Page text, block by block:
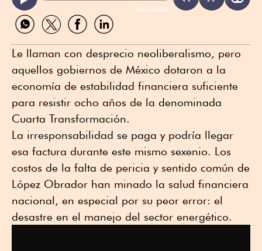
ReadSpeaker
Compartir
por
Compartir
por
Compartir
por
Compartir
por
Le llaman con desprecio neoliberalismo, pero
aquellos gobiernos de México dotaron a la
economía de estabilidad financiera suficiente
para resistir ocho años de la denominada
Cuarta Transformación.
La irresponsabilidad se paga y podría llegar
esa factura durante este mismo sexenio. Los
costos de la falta de pericia y sentido común de
López Obrador han minado la salud financiera
nacional, en especial por su peor error: el
desastre en el manejo del sector energético.